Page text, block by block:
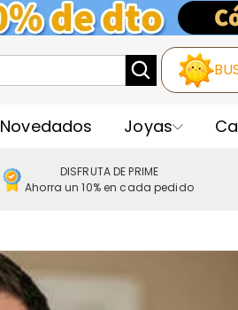
Novedados Joyas
DISFRUTA DE PRIME
Ahorra un 10% en cada pedido